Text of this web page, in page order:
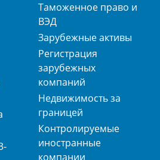
Таможенное право и
ВЭД
Зарубежные активы
Регистрация
зарубежных
компаний
Недвижимость за
границей
Контролируемые
иностранные
компании